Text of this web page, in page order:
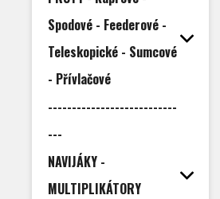
Spodové - Feederové -
Teleskopické - Sumcové
- Přívlačové
---------------------------
---
NAVIJÁKY -
MULTIPLIKÁTORY